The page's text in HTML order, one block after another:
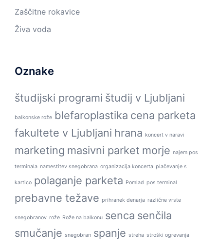
Zaščitne rokavice
Živa voda
Oznake
študijski programi študij v Ljubljani
balkonske rože blefaroplastika cena parketa
fakultete v Ljubljani hrana koncert v naravi
marketing masivni parket morje najem pos
terminala namestitev snegobrana organizacija koncerta plačevanje s
kartico polaganje parketa Pomlad pos terminal
prebavne težave prihranek denarja različne vrste
snegobranov rože Rože na balkonu senca senčila
smučanje snegobran spanje streha stroški ogrevanja